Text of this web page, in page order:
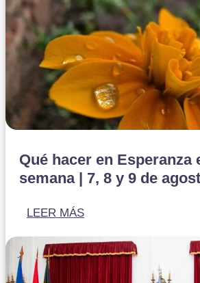
Qué hacer en Esperanza
semana | 7, 8 y 9 de
LEER MÁS